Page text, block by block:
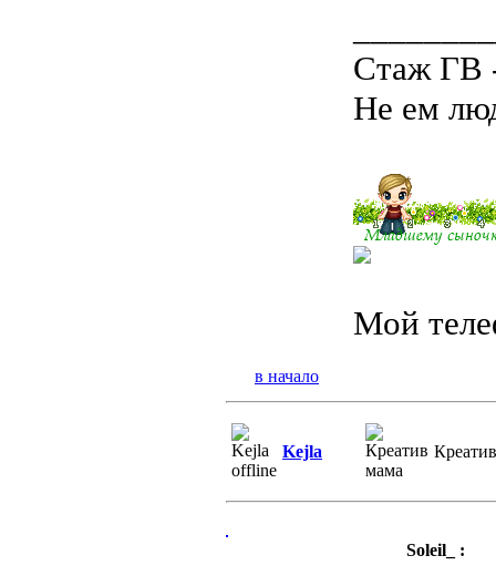
Стаж ГВ
Не ем
Мой
в начало
Kejla
Soleil_ :